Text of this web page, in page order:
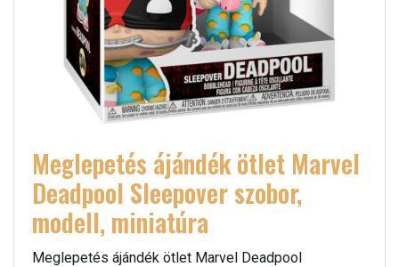
Meglepetés ájándék ötlet Marvel
Deadpool Sleepover szobor,
modell, miniatúra
Meglepetés ájándék ötlet Marvel Deadpool